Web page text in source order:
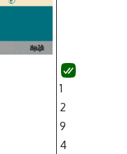
1
2
9
4